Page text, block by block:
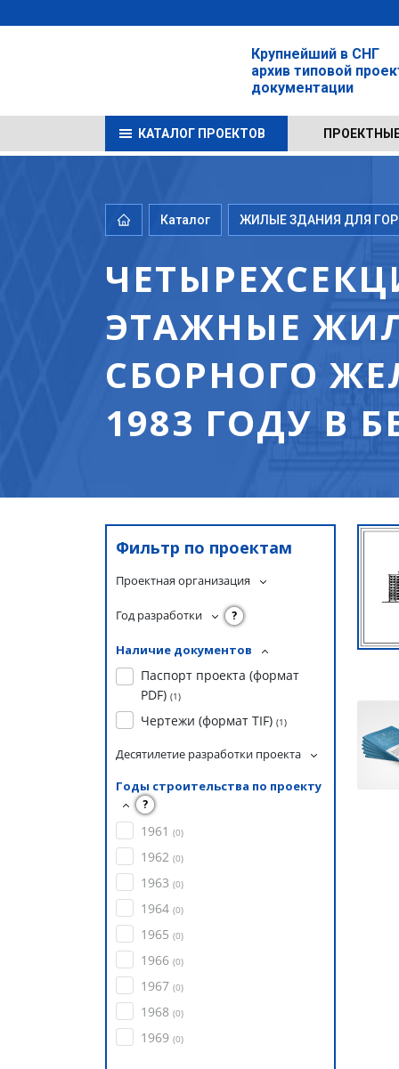
Крупнейший в СНГ
архив типовой
документации
КАТАЛОГ ПРОЕКТОВ
Каталог ЖИЛЫЕ ЗДАНИЯ ДЛЯ
ЭТАЖНЫЕ
СБОРНОГО
1983 ГОДУ В
Фильтр по проектам
Проектная организация
Год разработки ?
Наличие документов
Паспорт проекта (формат
PDF) (1)
Чертежи (формат TIF) (1)
Десятилетие разработки проекта
Годы строительства по проекту
?
1961 (0)
1962 (0)
1963 (0)
1964 (0)
1965 (0)
1966 (0)
1967 (0)
1968 (0)
1969 (0)